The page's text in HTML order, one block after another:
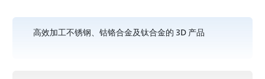
高效加工不锈钢、钴铬合金及钛合金的 3D 产品